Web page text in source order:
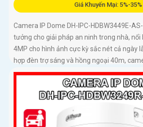
Giá Khuyến Mại: 5%-35%
Camera IP Dome DH-IPC-HDBW3449E-
tưởng cho giải pháp an ninh trong nhà, nổi
4MP cho hình ảnh cực kỳ sắc nét cả ngày
hợp đèn trợ sáng và hồng ngoại 40m,
trong điều kiện ánh sáng yếu, đồng thời
nguồn POE, khe cắm thẻ nhớ đến 512GB
diện chính xác người và phương tiện